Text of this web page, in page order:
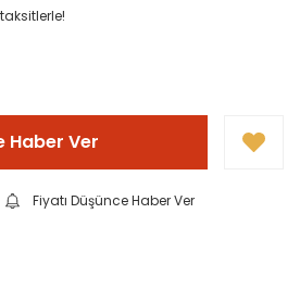
Haber Ver
Fiyatı Düşünce Haber Ver